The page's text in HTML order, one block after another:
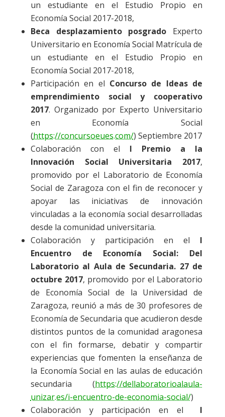
un estudiante en el Estudio Propio en
Economía Social 2017-2018,
Beca desplazamiento posgrado Experto
Universitario en Economía Social Matrícula de
un estudiante en el Estudio Propio en
Economía Social 2017-2018,
Participación en el Concurso de Ideas de
emprendimiento social y cooperativo
2017. Organizado por Experto Universitario
en Economía Social
(https://concursoeues.com/) Septiembre 2017
Colaboración con el I
Premio a la
Innovación Social Universitaria 2017,
promovido por el Laboratorio de Economía
Social de Zaragoza con el fin de reconocer y
apoyar las iniciativas de innovación
vinculadas a la economía social desarrolladas
desde la comunidad universitaria.
Colaboración y participación en el I
Encuentro de Economía Social: Del
Laboratorio al Aula de Secundaria. 27 de
octubre 2017, promovido por el Laboratorio
de Economía Social de la Universidad de
Zaragoza, reunió a más de 30 profesores de
Economía de Secundaria que acudieron desde
distintos puntos de la comunidad aragonesa
con el fin formarse, debatir y compartir
experiencias que fomenten la enseñanza de
la Economía Social en las aulas de educación
secundaria (https://dellaboratorioalaula-
unizar.es/i-encuentro-de-economia-social/)
Colaboración y participación en el I